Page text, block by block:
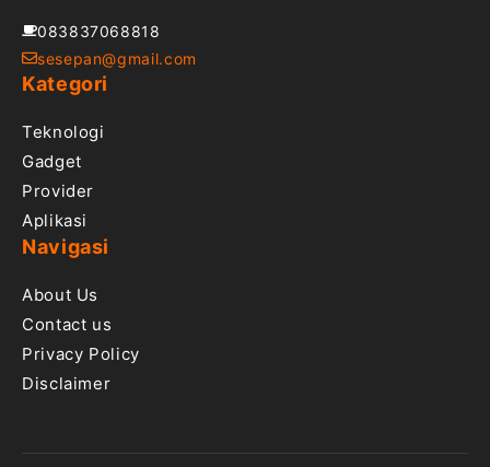
083837068818
sesepan@gmail.com
Kategori
Teknologi
Gadget
Provider
Aplikasi
Navigasi
About Us
Contact us
Privacy Policy
Disclaimer